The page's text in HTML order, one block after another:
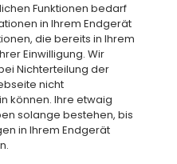
Funktionen bedarf
in Ihrem Endgerät
die bereits in Ihrem
Einwilligung. Wir
Nichterteilung der
nicht
können. Ihre etwaig
solange bestehen, bis
in Ihrem Endgerät